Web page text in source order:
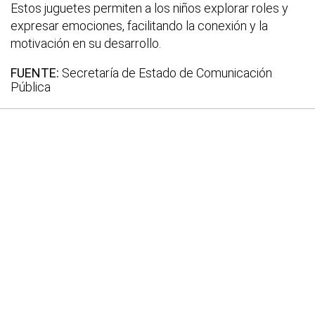
Estos juguetes permiten a los niños explorar roles y
expresar emociones, facilitando la conexión y la
motivación en su desarrollo.
FUENTE: Secretaría de Estado de Comunicación
Pública